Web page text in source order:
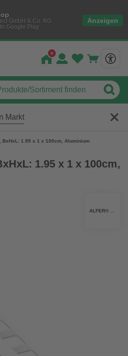
GmbH & Co. KG
Google Play
Anzeigen
Markt
BxHxL: 1.95 x 1 x 100cm, Aluminium
1.95 x 1 x 100cm,